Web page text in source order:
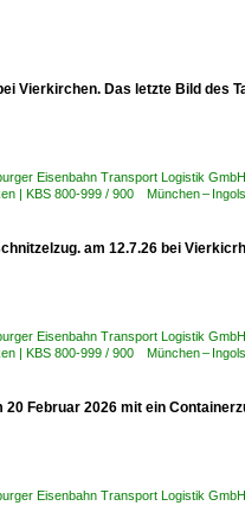
Vierkirchen. Das letzte Bild des
Eisenbahn Transport Logistik
| KBS 800-999 / 900 München –
am 12.7.26 bei
Eisenbahn Transport Logistik
| KBS 800-999 / 900 München –
20 Februar 2026 mit ein
Eisenbahn Transport Logistik